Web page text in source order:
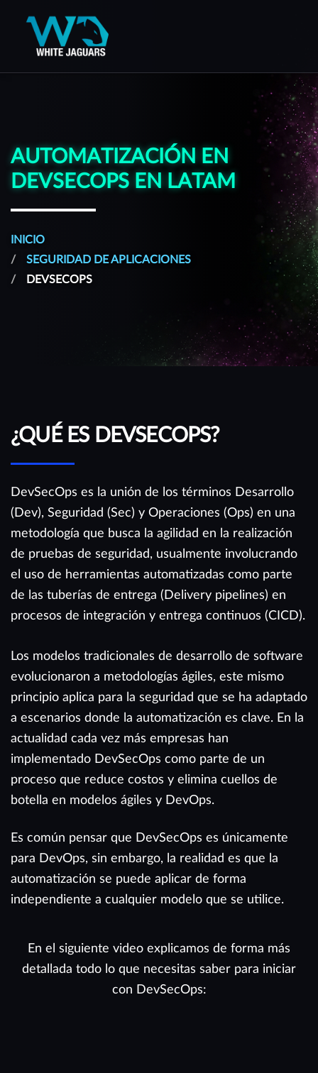
AUTOMATIZACIÓN EN
DEVSECOPS EN LATAM
INICIO
SEGURIDAD DE APLICACIONES
DEVSECOPS
¿QUÉ ES DEVSECOPS?
DevSecOps es la unión de los términos Desarrollo
(Dev), Seguridad (Sec) y Operaciones (Ops) en una
metodología que busca la agilidad en la realización
de pruebas de seguridad, usualmente involucrando
el uso de herramientas automatizadas como parte
de las tuberías de entrega (Delivery pipelines) en
procesos de integración y entrega continuos (CICD).
Los modelos tradicionales de desarrollo de software
evolucionaron a metodologías ágiles, este mismo
principio aplica para la seguridad que se ha adaptado
a escenarios donde la automatización es clave. En la
actualidad cada vez más empresas han
implementado DevSecOps como parte de un
proceso que reduce costos y elimina cuellos de
botella en modelos ágiles y DevOps.
Es común pensar que DevSecOps es únicamente
para DevOps, sin embargo, la realidad es que la
automatización se puede aplicar de forma
independiente a cualquier modelo que se utilice.
En el siguiente video explicamos de forma más
detallada todo lo que necesitas saber para iniciar
con DevSecOps: